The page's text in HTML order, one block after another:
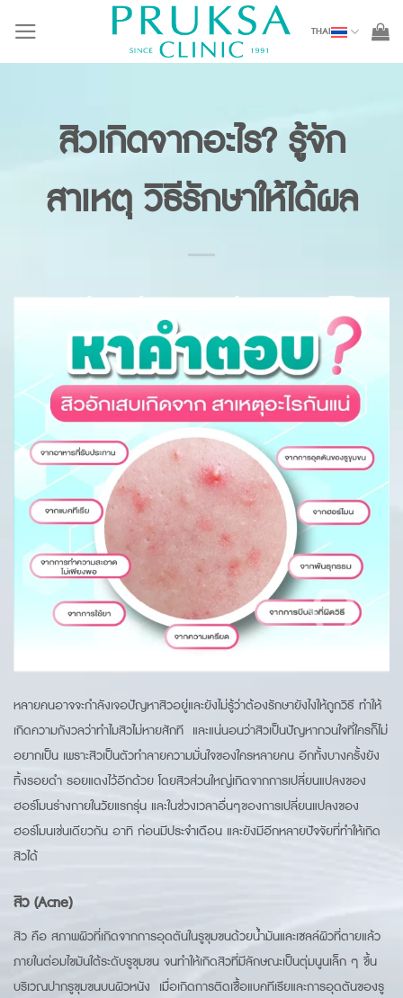
content
THAI
สิวเกิดจากอะไร? รู้จัก
สาเหตุ วิธีรักษาให้ได้ผล
หลายคนอาจจะกำลังเจอปัญหาสิวอยู่และยังไม่รู้ว่าต้องรักษายังไงให้ถูกวิธี ทำให้
เกิดความกังวลว่าทำไมสิวไม่หายสักที และแน่นอนว่าสิวเป็นปัญหากวนใจที่ใครก็ไม่
อยากเป็น เพราะสิวเป็นตัวทำลายความมั่นใจของใครหลายคน อีกทั้งบางครั้งยัง
ทิ้งรอยดำ รอยแดงไว้อีกด้วย โดยสิวส่วนใหญ่เกิดจากการเปลี่ยนแปลงของ
ฮอร์โมนร่างกายในวัยแรกรุ่น และในช่วงเวลาอื่นๆของการเปลี่ยนแปลงของ
ฮอร์โมนเช่นเดียวกัน อาทิ ก่อนมีประจำเดือน และยังมีอีกหลายปัจจัยที่ทำให้เกิด
สิวได้
สิว (Acne)
สิว คือ สภาพผิวที่เกิดจากการอุดตันในรูขุมขนด้วยน้ำมันและเซลล์ผิวที่ตายแล้ว
ภายในต่อมไขมันใต้ระดับรูขุมขน จนทำให้เกิดสิวที่มีลักษณะเป็นตุ่มนูนเล็ก ๆ ขึ้น
บริเวณปากรูขุมขนบนผิวหนัง เมื่อเกิดการติดเชื้อแบคทีเรียและการอุดตันของรู